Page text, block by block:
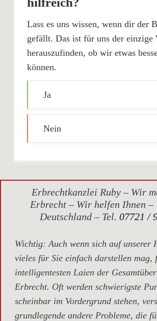
Lass es uns wissen, wenn dir der
gefällt. Das ist für uns der einzige
herauszufinden, ob wir etwas
können.
Ja
Nein
Erbrechtkanzlei Ruby – Wir
Erbrecht – Wir helfen Ihnen
Deutschland – Tel. 07721 /
Wichtig: Auch wenn sich auf unserer
vieles für Sie einfach darstellen mag,
intelligentesten Laien der
Erbrecht. Oft werden schwierigste
scheinbar im Vordergrund stehen,
grundlegende andere Probleme, die